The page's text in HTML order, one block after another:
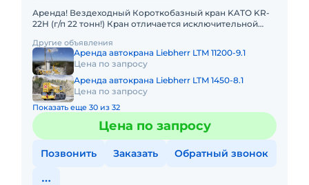
Аренда! Вездеходный Короткобазный кран KATO KR-
22H (г/п 22 тонн!) Кран отличается исключительной
Технические хара
Другие объявления
Аренда автокрана Liebherr LTM 11200-9.1
Цена по запросу
Аренда автокрана Liebherr LTM 1450-8.1
Цена по запросу
Показать еще 30 из 32
Цена по запросу
Позвонить Заказать Обратный звонок